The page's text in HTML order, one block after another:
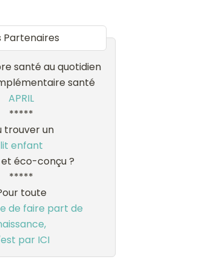
Partenaires
santé au quotidien
santé
APRIL
*****
trouver un
lit enfant
éco-conçu ?
*****
toute
de faire part de
par ICI